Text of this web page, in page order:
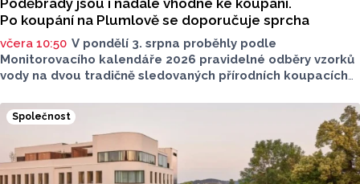
Po koupání na Plumlově se doporučuje sprcha
včera 10:50 V pondělí 3. srpna proběhly podle
Monitorovacího kalendáře 2026 pravidelné odběry vzorků
vody na dvou tradičně sledovaných přírodních koupacích
(VN Plumlov) a v Koupací oblasti Poděbrady (KO
Poděbrady). Monitoring byl proveden Krajskou
hygienickou stanicí Olomouckého kraje (KHS)
ve spolupráci se Zdravotním ústavem se sídlem v Ostravě,
Centrem hygienických laboratoří v Olomouci.
Společnost